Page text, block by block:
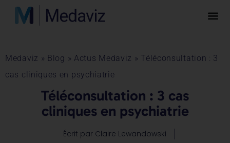
Medaviz » Blog » Actus Medaviz » Téléconsultation : 3
cas cliniques en psychiatrie
Téléconsultation : 3 cas
cliniques en psychiatrie
Écrit par Claire Lewandowski